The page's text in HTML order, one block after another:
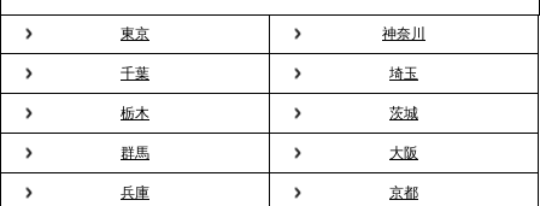
2026.3.5
プレスリリースのご案内｜「室内お花見」の法人利
用が前年比4倍に急増。オフィスに桜が届く福利厚生
2026.2.13
東京 神奈川
千葉 埼玉
栃木 茨城
群馬 大阪
兵庫 京都